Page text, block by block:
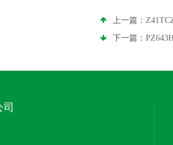
上一篇：
下一篇：